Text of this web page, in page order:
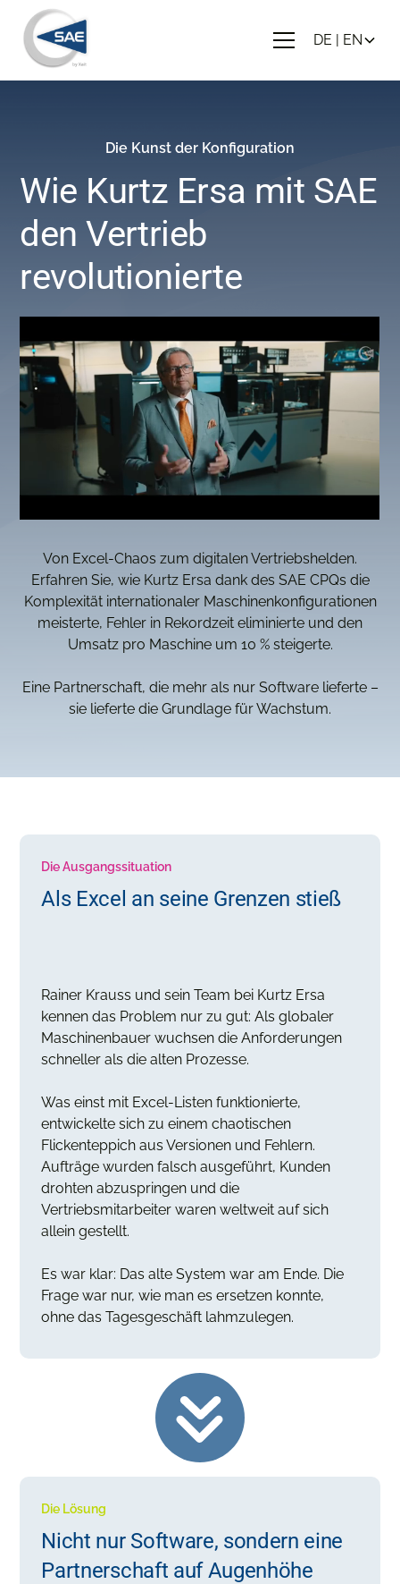
DE | EN
Die Kunst der Konfiguration
Wie Kurtz Ersa mit SAE
den Vertrieb
revolutionierte
Von Excel-Chaos zum digitalen Vertriebshelden.
Erfahren Sie, wie Kurtz Ersa dank des SAE CPQs die
Komplexität internationaler Maschinenkonfigurationen
meisterte, Fehler in Rekordzeit eliminierte und den
Umsatz pro Maschine um 10 % steigerte.
Eine Partnerschaft, die mehr als nur Software lieferte –
sie lieferte die Grundlage für Wachstum.
Die Ausgangssituation
Als Excel an seine Grenzen stieß
Rainer Krauss und sein Team bei Kurtz Ersa
kennen das Problem nur zu gut: Als globaler
Maschinenbauer wuchsen die Anforderungen
schneller als die alten Prozesse.
Was einst mit Excel-Listen funktionierte,
entwickelte sich zu einem chaotischen
Flickenteppich aus Versionen und Fehlern.
Aufträge wurden falsch ausgeführt, Kunden
drohten abzuspringen und die
Vertriebsmitarbeiter waren weltweit auf sich
allein gestellt.
Es war klar: Das alte System war am Ende. Die
Frage war nur, wie man es ersetzen konnte,
ohne das Tagesgeschäft lahmzulegen.
Die Lösung
Nicht nur Software, sondern eine
Partnerschaft auf Augenhöhe